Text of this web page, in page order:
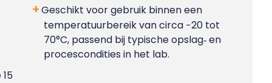
Geschikt voor gebruik binnen een
temperatuurbereik van circa −20 tot
70°C, passend bij typische opslag‑ en
procescondities in het lab.